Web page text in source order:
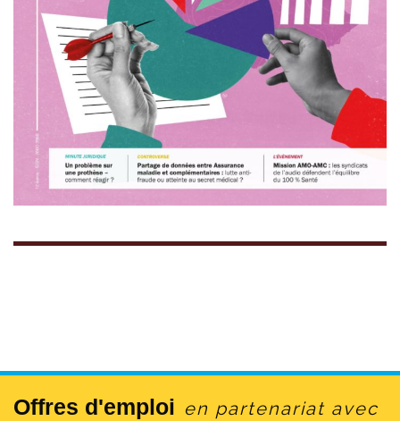
Offres d'emploi en partenariat avec